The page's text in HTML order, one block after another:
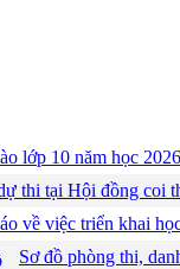
lớp 10 năm học
thi tại Hội đồng coi
về việc triển khai
Sơ đồ phòng thi,